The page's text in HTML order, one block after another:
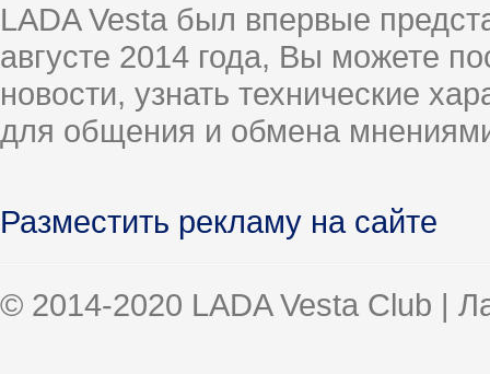
LADA Vesta был впервые
августе 2014 года, Вы можете
новости, узнать технические
для общения и обмена
Разместить рекламу на сайте
© 2014-2020 LADA Vesta Club |